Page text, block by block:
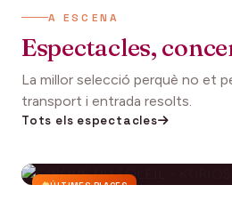
A ESCENA
Espectacles,
La millor selecció perquè no et
transport i entrada resolts.
Tots els espectacles
ÚLTIMES PLACES